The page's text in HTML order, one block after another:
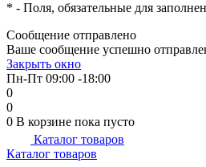
* - Поля, обязательные для
Сообщение отправлено
Ваше сообщение успешно
Закрыть окно
Пн-Пт 09:00 -18:00
0
0
0 В корзине пока пусто
Каталог товаров
Каталог товаров